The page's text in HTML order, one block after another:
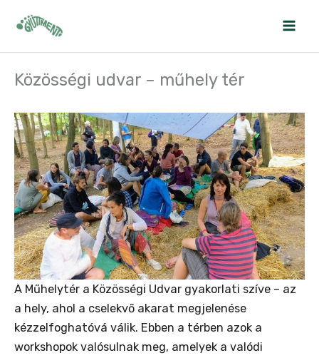
Közösségi udvar – műhely tér
A Műhelytér a Közösségi Udvar gyakorlati szíve – az
a hely, ahol a cselekvő akarat megjelenése
kézzelfoghatóvá válik. Ebben a térben azok a
workshopok valósulnak meg, amelyek a valódi